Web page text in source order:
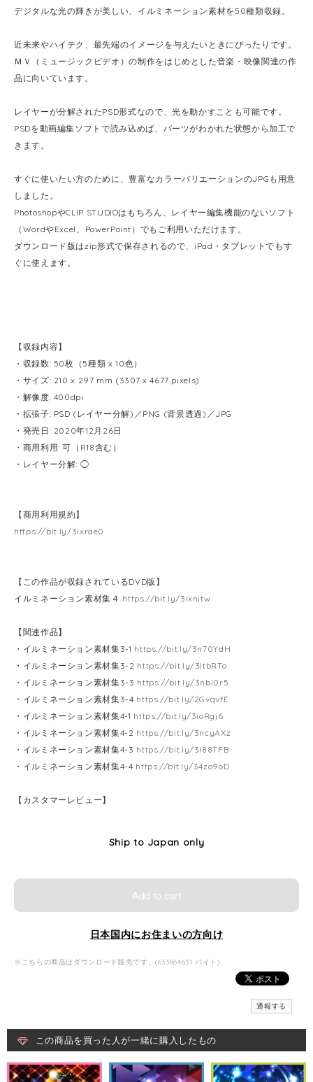
デジタルな光の輝きが美しい、イルミネーション素材を50種類収録。
近未来やハイテク、最先端のイメージを与えたいときにぴったりです。
ＭＶ（ミュージックビデオ）の制作をはじめとした音楽・映像関連の作
品に向いています。
レイヤーが分解されたPSD形式なので、光を動かすことも可能です。
PSDを動画編集ソフトで読み込めば、パーツがわかれた状態から加工で
きます。
すぐに使いたい方のために、豊富なカラーバリエーションのJPGも用意
しました。
PhotoshopやCLIP STUDIOはもちろん、レイヤー編集機能のないソフト
（WordやExcel、PowerPoint）でもご利用いただけます。
ダウンロード版はzip形式で保存されるので、iPad・タブレットでもす
ぐに使えます。
【収録内容】
・収録数: 50枚（5種類 x 10色）
・サイズ: 210 x 297 mm (3307 x 4677 pixels)
・解像度: 400dpi
・拡張子: PSD (レイヤー分解)／PNG (背景透過)／JPG
・発売日: 2020年12月26日
・商用利用: 可（R18含む）
・レイヤー分解: ◯
【商用利用規約】
https://bit.ly/3ixrae0
【この作品が収録されているDVD版】
イルミネーション素材集４ https://bit.ly/3ixnitw
【関連作品】
・イルミネーション素材集3-1 https://bit.ly/3n70YdH
・イルミネーション素材集3-2 https://bit.ly/3itbRTo
・イルミネーション素材集3-3 https://bit.ly/3nbi0r5
・イルミネーション素材集3-4 https://bit.ly/2GvqvfE
・イルミネーション素材集4-1 https://bit.ly/3ioRgj6
・イルミネーション素材集4-2 https://bit.ly/3ncyAXz
・イルミネーション素材集4-3 https://bit.ly/3l88TFB
・イルミネーション素材集4-4 https://bit.ly/34zo9oD
【カスタマーレビュー】
Ship to Japan only
Add to cart
日本国内にお住まいの方向け
※こちらの商品はダウンロード販売です。(633864631 バイト)
通報する
この商品を買った人が一緒に購入したもの